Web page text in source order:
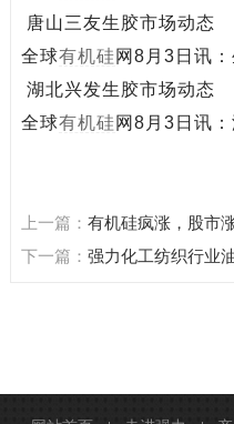
唐山三友生胶市场动态
全球有机硅网8月3日讯
湖北兴发生胶市场动态
全球有机硅网8月3日讯
上一篇： 有机硅疯涨，股市
下一篇： 强力化工纺织行业